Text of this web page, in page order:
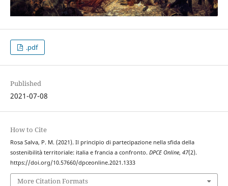
.pdf
Published
2021-07-08
How to Cite
Rosa Salva, P. M. (2021). Il principio di partecipazione nella sfida della
sostenibilità territoriale: italia e francia a confronto. DPCE Online, 47(2).
https://doi.org/10.57660/dpceonline.2021.1333
More Citation Formats